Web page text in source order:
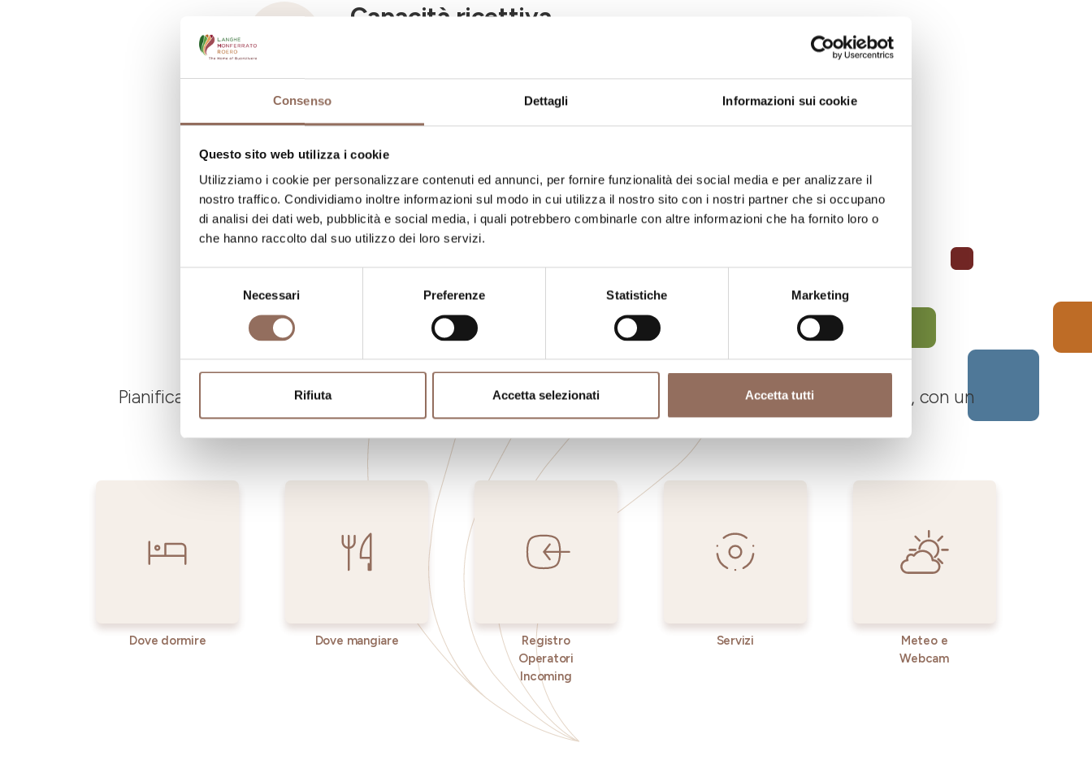
Consenso Dettagli Informazioni sui cookie
Questo sito web utilizza i cookie
Utilizziamo i cookie per personalizzare contenuti ed annunci, per fornire funzionalità dei social media e per analizzare il
nostro traffico. Condividiamo inoltre informazioni sul modo in cui utilizza il nostro sito con i nostri partner che si occupano
di analisi dei dati web, pubblicità e social media, i quali potrebbero combinarle con altre informazioni che ha fornito loro o
che hanno raccolto dal suo utilizzo dei loro servizi.
Necessari Preferenze Statistiche Marketing
Rifiuta Accetta selezionati Accetta tutti
Capacità ricettiva
Numero letti:10
La tua vacanza
Pianifica dove dormire, dove mangiare, cosa fare e visitare in ogni angolo di Langhe Monferrato Roero, con un
occhio al meteo in tempo reale
Dove dormire Dove mangiare
Registro
Operatori
Incoming
Servizi
Meteo e
Webcam